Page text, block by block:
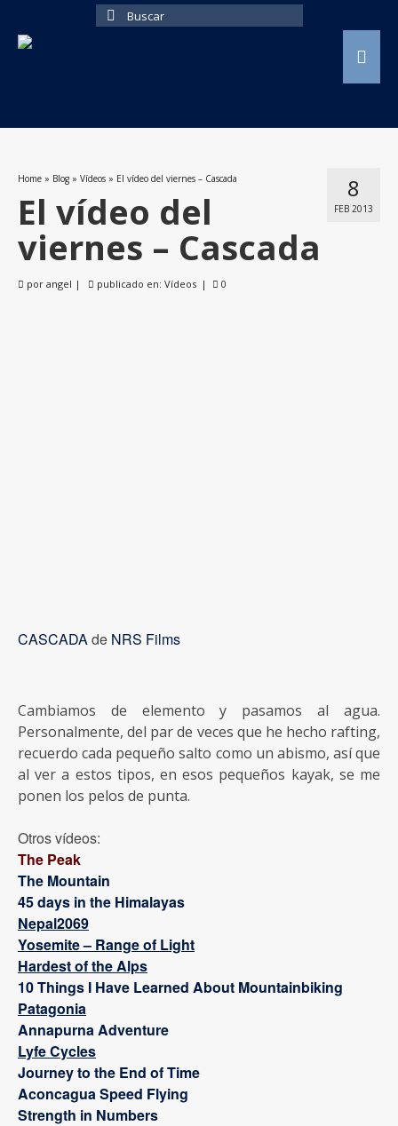
Buscar
8
FEB 2013
Home » Blog » Vídeos » El vídeo del viernes – Cascada
El vídeo del
viernes – Cascada
por angel | publicado en: Vídeos | 0
CASCADAde NRS Films
Cambiamos de elemento y pasamos al agua.
Personalmente, del par de veces que he hecho rafting,
recuerdo cada pequeño salto como un abismo, así que
al ver a estos tipos, en esos pequeños kayak, se me
ponen los pelos de punta.
Otros vídeos:
The Peak
The Mountain
45 days in the Himalayas
Nepal2069
Yosemite – Range of Light
Hardest of the Alps
10 Things I Have Learned About Mountainbiking
Patagonia
Annapurna Adventure
Lyfe Cycles
Journey to the End of Time
Aconcagua Speed Flying
Strength in Numbers